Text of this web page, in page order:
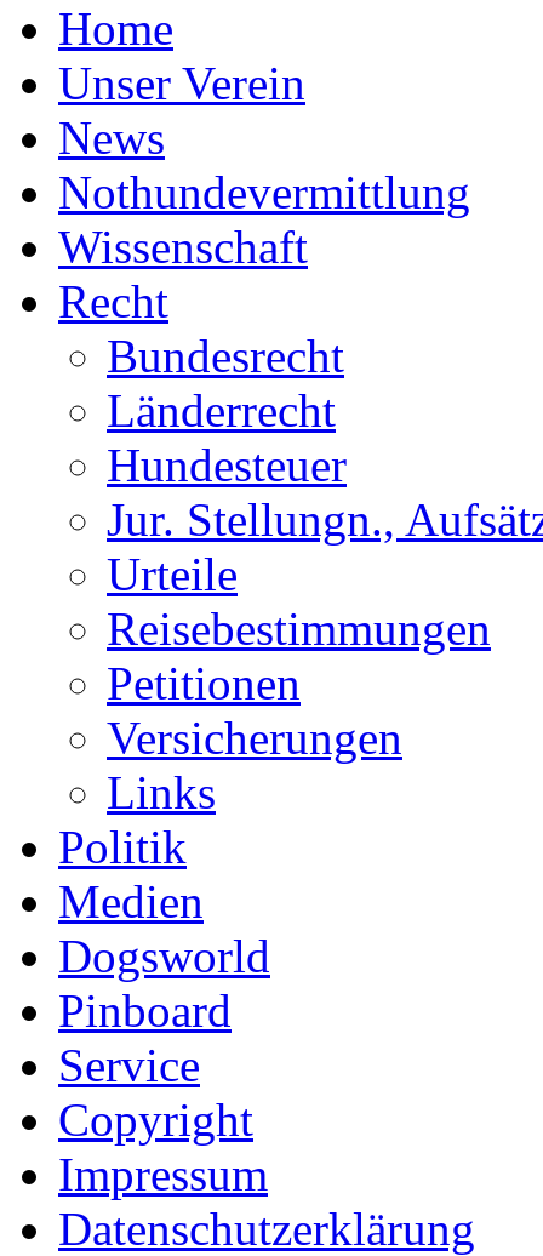
Home
Unser Verein
News
Nothundevermittlung
Wissenschaft
Recht
Bundesrecht
Länderrecht
Hundesteuer
Jur. Stellungn.,
Urteile
Reisebestimmungen
Petitionen
Versicherungen
Links
Politik
Medien
Dogsworld
Pinboard
Service
Copyright
Impressum
Datenschutzerklärung